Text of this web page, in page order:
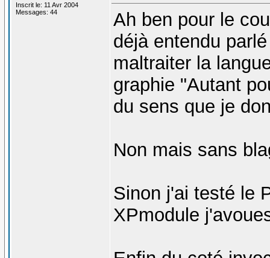
Inscrit le: 11 Avr 2004
Messages: 44
Ah ben pour le
déjà entendu
maltraiter la
graphie "Autant
du sens que je
Non mais sans
Sinon j'ai testé le
XPmodule